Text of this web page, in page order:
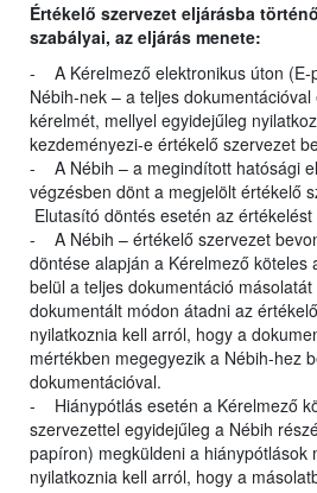
Értékelő szervezet eljárásba
szabályai, az eljárás menete:
- A Kérelmező elektronikus úton (E-
Nébih-nek – a teljes
kérelmét, mellyel egyidejűleg
kezdeményezi-e értékelő szervezet
- A Nébih – a megindított hatósági
végzésben dönt a megjelölt értékelő
Elutasító döntés esetén az
- A Nébih – értékelő szervezet
döntése alapján a Kérelmező köteles
belül a teljes dokumentáció
dokumentált módon átadni az
nyilatkoznia kell arról, hogy a
mértékben megegyezik a Nébih-hez
dokumentációval.
- Hiánypótlás esetén a Kérelmező
szervezettel egyidejűleg a Nébih
papíron) megküldeni a hiánypótlások
nyilatkoznia kell arról, hogy a